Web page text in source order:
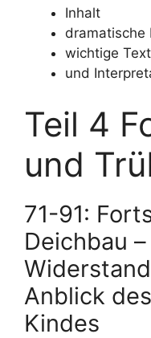
Inhalt
dramatische
wichtige
und
Teil 4
und
71-91:
Deichbau
Widerstand
Anblick
Kindes